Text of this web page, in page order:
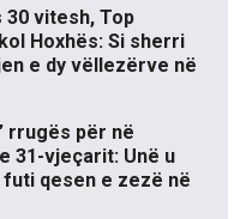
vitesh, Top
Hoxhës: Si sherri
e dy vëllezërve në
rrugës për në
31-vjeçarit: Unë u
qesen e zezë në